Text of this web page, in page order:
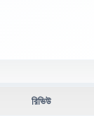
রিভিউ